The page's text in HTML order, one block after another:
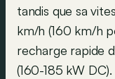
tandis que sa
km/h (160 km/h
recharge rapide
(160-185 kW DC).